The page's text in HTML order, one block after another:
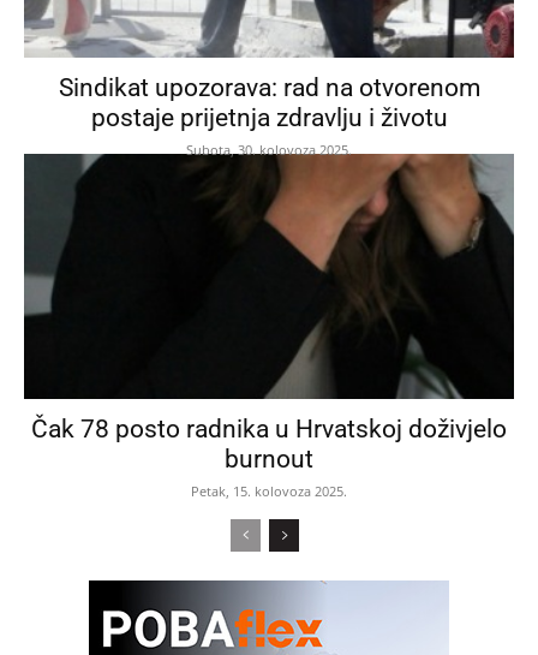
Sindikat upozorava: rad na otvorenom
postaje prijetnja zdravlju i životu
Subota, 30. kolovoza 2025.
Čak 78 posto radnika u Hrvatskoj doživjelo
burnout
Petak, 15. kolovoza 2025.